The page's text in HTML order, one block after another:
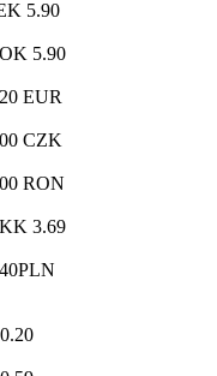
5.90
5.90
EUR
CZK
RON
3.69